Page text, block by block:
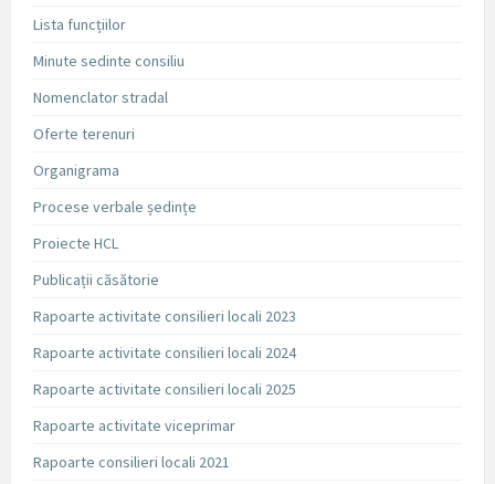
Lista funcțiilor
Minute sedinte consiliu
Nomenclator stradal
Oferte terenuri
Organigrama
Procese verbale ședințe
Proiecte HCL
Publicații căsătorie
Rapoarte activitate consilieri locali 2023
Rapoarte activitate consilieri locali 2024
Rapoarte activitate consilieri locali 2025
Rapoarte activitate viceprimar
Rapoarte consilieri locali 2021